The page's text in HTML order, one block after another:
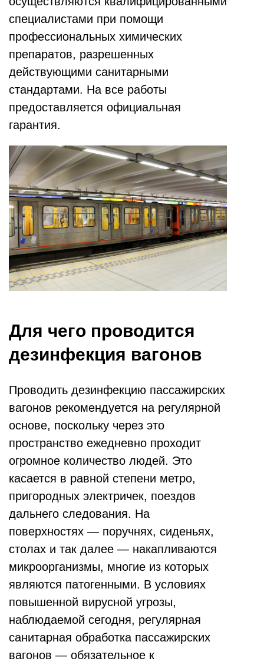
специалистами при помощи
профессиональных химических
препаратов, разрешенных
действующими санитарными
стандартами. На все работы
предоставляется официальная
гарантия.
Для чего проводится
дезинфекция вагонов
Проводить дезинфекцию пассажирских
вагонов рекомендуется на регулярной
основе, поскольку через это
пространство ежедневно проходит
огромное количество людей. Это
касается в равной степени метро,
пригородных электричек, поездов
дальнего следования. На
поверхностях — поручнях, сиденьях,
столах и так далее — накапливаются
микроорганизмы, многие из которых
являются патогенными. В условиях
повышенной вирусной угрозы,
наблюдаемой сегодня, регулярная
санитарная обработка пассажирских
вагонов — обязательное к